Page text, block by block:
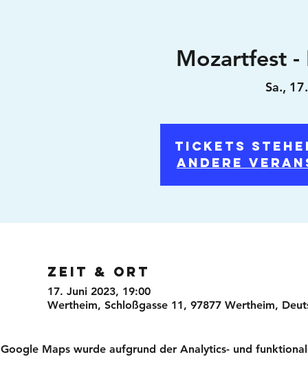
Mozartfest -
Sa.,
Tickets
Andere
Zeit & Ort
17. Juni 2023, 19:00
Wertheim, Schloßgasse 11, 97877 Wertheim,
Google Maps wurde aufgrund der Analytics- und